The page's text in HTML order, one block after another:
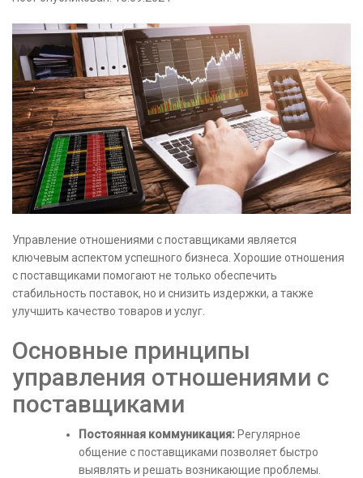
Управление отношениями с поставщиками является
ключевым аспектом успешного бизнеса. Хорошие отношения
с поставщиками помогают не только обеспечить
стабильность поставок, но и снизить издержки, а также
улучшить качество товаров и услуг.
Основные принципы
управления отношениями с
поставщиками
Постоянная коммуникация: Регулярное
общение с поставщиками позволяет быстро
выявлять и решать возникающие проблемы.